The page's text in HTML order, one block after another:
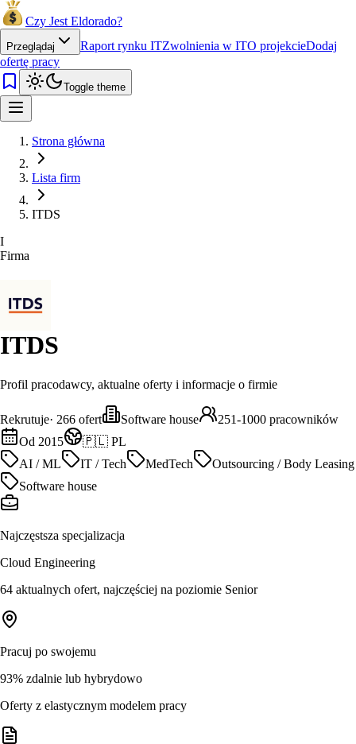
Czy Jest Eldorado?
Przeglądaj Raport rynku ITZwolnienia w ITO projekcieDodaj
ofertę pracy
Toggle theme
Strona główna
Lista firm
ITDS
I
Firma
ITDS
Profil pracodawcy, aktualne oferty i informacje o firmie
Rekrutuje· 266 ofert Software house
251-1000 pracowników
Od 2015
🇵🇱 PL
AI / ML
IT / Tech MedTech
Outsourcing / Body Leasing
Software house
Najczęstsza specjalizacja
Cloud Engineering
64 aktualnych ofert, najczęściej na poziomie Senior
Pracuj po swojemu
93% zdalnie lub hybrydowo
Oferty z elastycznym modelem pracy